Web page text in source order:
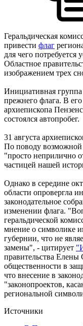
Геральдическая
привести флаг
для чего потребуется
Областное
изображением трех
Инициативная
прежнего флага. В
архиепископа
состоялся автопробег.
31 августа
По поводу возможной
"просто неприлично
частицей нашей
Однако в середине
области опровергла
законодательное
изменении флага.
геральдической
мнение о символике
губернии, что не
замены", - цитирует
правительства
общественности в
что внесение в
"законопроектов,
региональной
Источники